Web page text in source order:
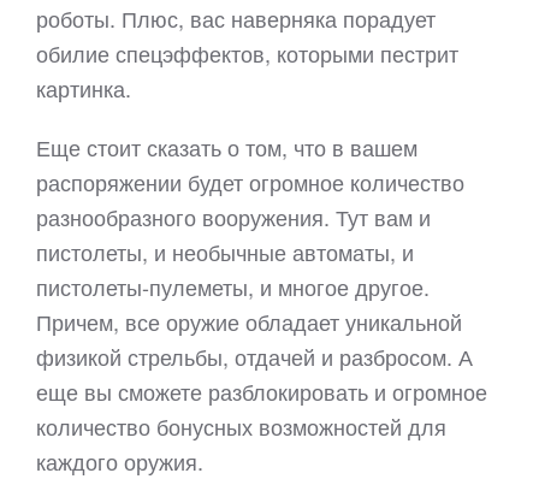
роботы. Плюс, вас наверняка порадует
обилие спецэффектов, которыми пестрит
картинка.
Еще стоит сказать о том, что в вашем
распоряжении будет огромное количество
разнообразного вооружения. Тут вам и
пистолеты, и необычные автоматы, и
пистолеты-пулеметы, и многое другое.
Причем, все оружие обладает уникальной
физикой стрельбы, отдачей и разбросом. А
еще вы сможете разблокировать и огромное
количество бонусных возможностей для
каждого оружия.